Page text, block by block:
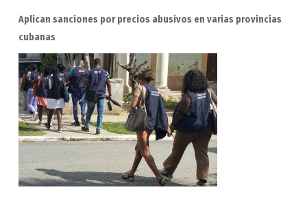
Aplican sanciones por precios abusivos en varias provincias
cubanas